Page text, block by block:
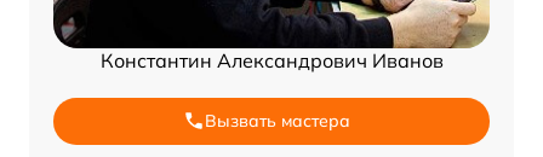
Константин Александрович Иванов
Вызвать мастера